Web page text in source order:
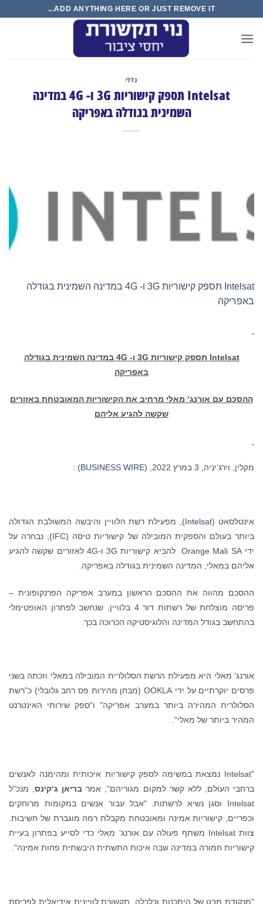
content
ADD ANYTHING HERE OR JUST REMOVE IT...
כללי
Intelsat תספק קישוריות 3G ו- 4G במדינה
השמינית בגודלה באפריקה
Intelsat תספק קישוריות 3G ו- 4G במדינה השמינית בגודלה
באפריקה
Intelsat תספק קישוריות 3 G ו- 4 G
במדינה השמינית בגודלה
באפריקה
ההסכם עם אורנג‘ מאלי מרחיב את הקישוריות המאובטחת באזורים
שקשה להגיע אליהם
מקלין, וירג‘יניה, 3 במרץ 2022, ( BUSINESS WIRE
) :
אינטלסאט (Intelsat), מפעילת רשת הלוויין והיבשה המשולבת הגדולה
ביותר בעולם והספקית המובילה של קישוריות טיסה (IFC), נבחרה על
ידי Orange Mali SA להביא קישוריות 3G ו-4G לאזורים שקשה להגיע
אליהם במאלי, המדינה השמינית בגודלה באפריקה.
ההסכם מהווה את ההסכם הראשון במערב אפריקה הפרנקופונית –
פריסה מוצלחת של רשתות דור 4 בלוויין, שנחשב לפתרון האופטימלי
בהתחשב בגודל המדינה והלוגיסטיקה הכרוכה בכך.
אורנג‘ מאלי היא מפעילת הרשת הסלולרית המובילה במאלי וזכתה בשני
פרסים יוקרתיים על ידי OOKLA (מבחן מהירות פס רחב גלובלי) כ"רשת
הסלולרית המהירה ביותר במערב אפריקה" ו"ספק שירותי האינטרנט
המהיר ביותר של מאלי".
"Intelsat נמצאת במשימה לספק קישוריות איכותית ומהימנה לאנשים
ברחבי העולם, ללא קשר למקום מגוריהם", אמר בריאן ג‘קינס, מנכ"ל
Intelsat וסגן נשיא לרשתות. "אבל עבור אנשים במקומות מרוחקים
וכפריים, קישוריות אמינה ומאובטחת מקבלת רמה מוגברת של חשיבות.
צוות Intelsat משתף פעולה עם אורנג‘ מאלי כדי לסייע בפתרון בעיית
קישוריות חמורה במדינה שבה איכות התשתית היבשתית פחות אמינה".
"מנקודת מבט של היתכנות וכלכלה, תקשורת לוויינית אידיאלית לפריסת